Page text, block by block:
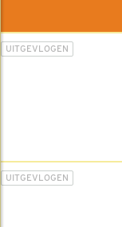
UITGEVLOGEN
UITGEVLOGEN